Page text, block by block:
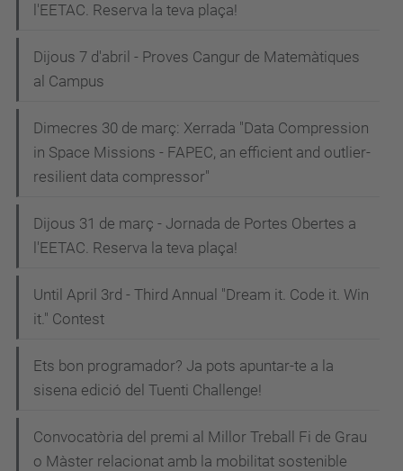
l'EETAC. Reserva la teva plaça!
Dijous 7 d'abril - Proves Cangur de Matemàtiques
al Campus
Dimecres 30 de març: Xerrada "Data Compression
in Space Missions - FAPEC, an efficient and outlier-
resilient data compressor"
Dijous 31 de març - Jornada de Portes Obertes a
l'EETAC. Reserva la teva plaça!
Until April 3rd - Third Annual "Dream it. Code it. Win
it." Contest
Ets bon programador? Ja pots apuntar-te a la
sisena edició del Tuenti Challenge!
Convocatòria del premi al Millor Treball Fi de Grau
o Màster relacionat amb la mobilitat sostenible